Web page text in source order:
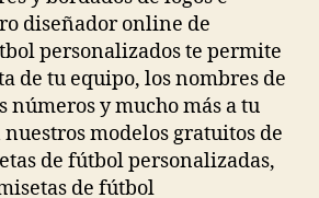
diseñador online de
personalizados te permite
de tu equipo, los nombres de
números y mucho más a tu
modelos gratuitos de
de fútbol personalizadas,
de fútbol